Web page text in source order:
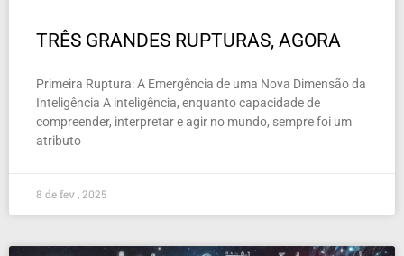
TRÊS GRANDES RUPTURAS, AGORA
Primeira Ruptura: A Emergência de uma Nova Dimensão da
Inteligência A inteligência, enquanto capacidade de
compreender, interpretar e agir no mundo, sempre foi um
atributo
8 de fev , 2025